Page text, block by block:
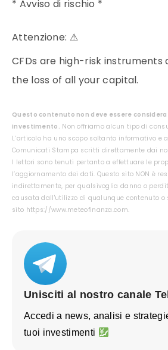
* Avviso di rischio *
Attenzione: ⚠
CFDs are high-risk instruments
the loss of all your capital.
Questo contenuto non deve essere
investimento. Non offriamo alcun tipo di
L’articolo ha uno scopo soltanto informativo e
Comunicati Stampa scritti direttamente dai
I lettori sono tenuti pertanto a effettuare le
l’aggiornamento dei dati. Questo sito NON è
indirettamente, per qualsivoglia danno o
causata dall'utilizzo di qualunque contenuto o
sito https://www.meteofinanza.com.
Unisciti al nostro canale
Accedi a news, analisi e
tuoi investimenti